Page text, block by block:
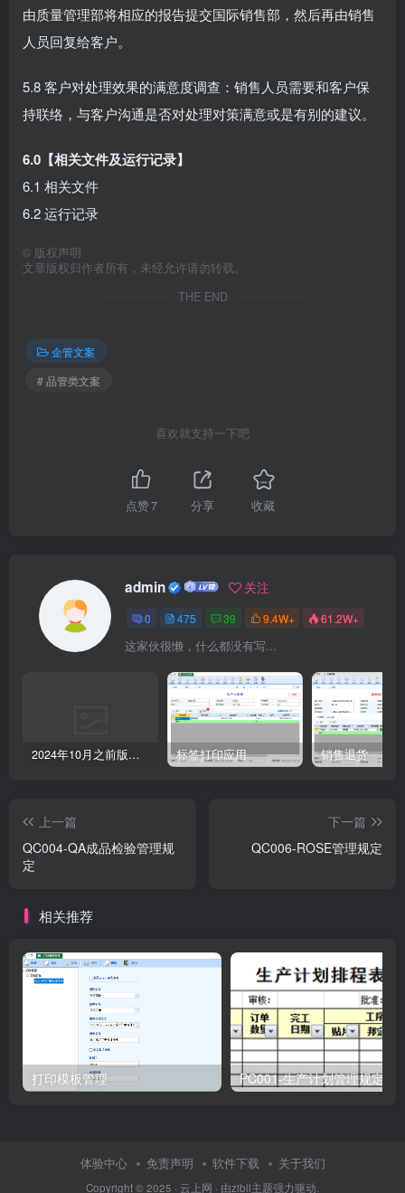
由质量管理部将相应的报告提交国际销售部，然后再由销售
人员回复给客户。
5.8 客户对处理效果的满意度调查：销售人员需要和客户保
持联络，与客户沟通是否对处理对策满意或是有别的建议。
6.0【相关文件及运行记录】
6.1 相关文件
6.2 运行记录
© 版权声明
文章版权归作者所有，未经允许请勿转载。
THE END
企管文案
# 品管类文案
喜欢就支持一下吧
点赞7 分享 收藏
admin 关注
0 475 39 9.4W+ 61.2W+
这家伙很懒，什么都没有写...
2024年10月之前版本升级记录 标签打印应用 销售退货
上一篇
QC004-QA成品检验管理规
定
下一篇
QC006-ROSE管理规定
相关推荐
打印模板管理 PC001-生产计划管理规定
体验中心 免责声明 软件下载 关于我们
Copyright © 2025 · 云上网 · 由zibll主题强力驱动.